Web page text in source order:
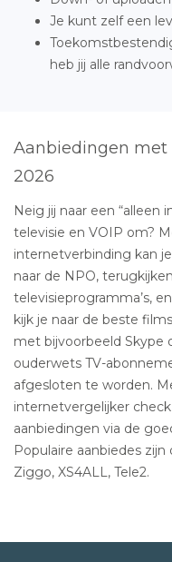
Je kunt zelf een
heb jij alle
Aanbiedingen
2026
Neig jij naar een
televisie en VOIP om?
internetverbinding kan
naar de NPO,
televisieprogramma’s,
kijk je naar de beste
met bijvoorbeeld Skype
ouderwets TV-
afgesloten te worden.
internetvergelijker
aanbiedingen via de
Populaire aanbiedes zijn
Ziggo, XS4ALL, Tele2.